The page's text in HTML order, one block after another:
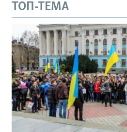
ТОП-ТЕМА